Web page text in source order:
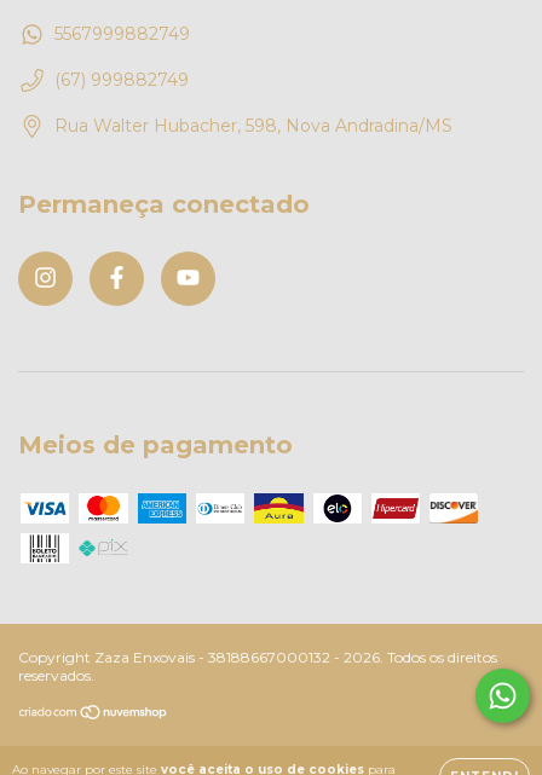
Ao navegar por este site você aceita o uso de cookies para
5567999882749
(67) 999882749
Rua Walter Hubacher, 598, Nova Andradina/MS
Permaneça conectado
Meios de pagamento
Copyright Zaza Enxovais - 38188667000132 - 2026. Todos os direitos
reservados.